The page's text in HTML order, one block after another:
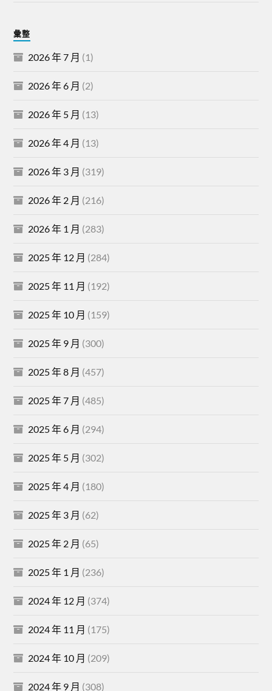
彙整
2026 年 7 月 (1)
2026 年 6 月 (2)
2026 年 5 月 (13)
2026 年 4 月 (13)
2026 年 3 月 (319)
2026 年 2 月 (216)
2026 年 1 月 (283)
2025 年 12 月 (284)
2025 年 11 月 (192)
2025 年 10 月 (159)
2025 年 9 月 (300)
2025 年 8 月 (457)
2025 年 7 月 (485)
2025 年 6 月 (294)
2025 年 5 月 (302)
2025 年 4 月 (180)
2025 年 3 月 (62)
2025 年 2 月 (65)
2025 年 1 月 (236)
2024 年 12 月 (374)
2024 年 11 月 (175)
2024 年 10 月 (209)
2024 年 9 月 (308)